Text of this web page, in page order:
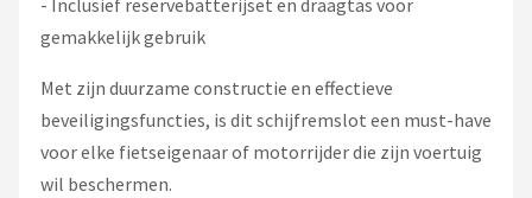
- Inclusief reservebatterijset en draagtas voor
gemakkelijk gebruik
Met zijn duurzame constructie en effectieve
beveiligingsfuncties, is dit schijfremslot een must-have
voor elke fietseigenaar of motorrijder die zijn voertuig
wil beschermen.